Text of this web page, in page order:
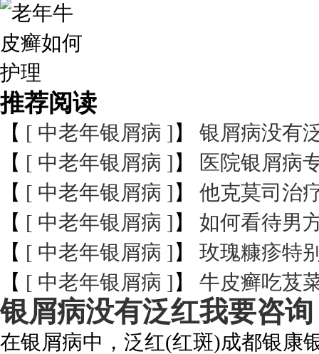
推荐阅读
【 [ 中老年银屑病 ] 】
银屑病没有
【 [ 中老年银屑病 ] 】
医院银屑病
【 [ 中老年银屑病 ] 】
他克莫司治
【 [ 中老年银屑病 ] 】
如何看待男
【 [ 中老年银屑病 ] 】
玫瑰糠疹特
【 [ 中老年银屑病 ] 】 牛皮癣吃芨
银屑病没有泛红我要咨询
在银屑病中，泛红(红斑)成都银康